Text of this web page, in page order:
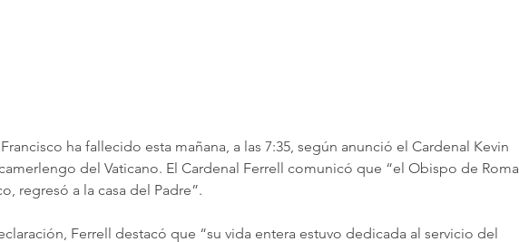
Francisco ha fallecido esta mañana, a las 7:35, según anunció el Cardenal Kevin
del Vaticano. El Cardenal Ferrell comunicó que “el Obispo de Roma,
regresó a la casa del Padre”.
Ferrell destacó que “su vida entera estuvo dedicada al servicio del